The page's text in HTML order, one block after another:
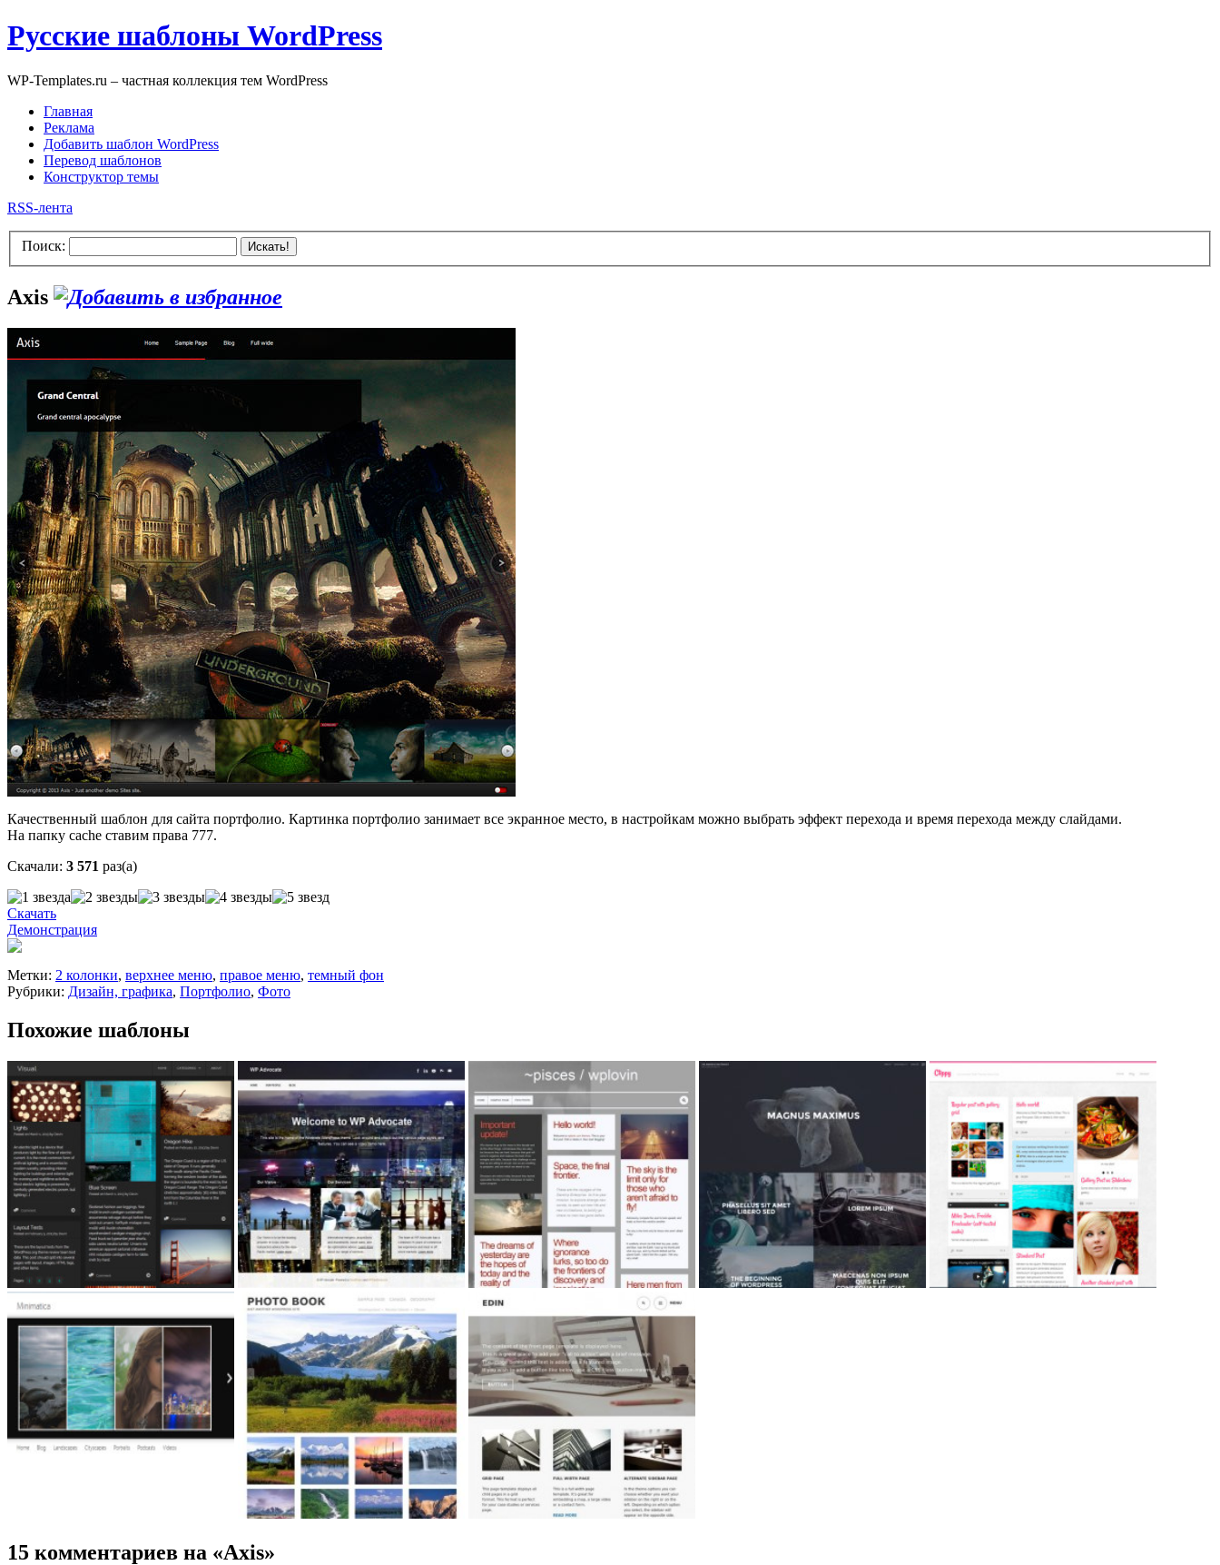
Русские шаблоны WordPress
WP-Templates.ru – частная коллекция тем WordPress
Главная
Реклама
Добавить шаблон WordPress
Перевод шаблонов
Конструктор темы
RSS-лента
Поиск: Искать!
Axis
Качественный шаблон для сайта портфолио. Картинка портфолио занимает все экранное место, в настройкам можно выбрать эффект перехода и время перехода между слайдами.
На папку cache ставим права 777.
Скачали: 3 571 раз(а)
Скачать
Демонстрация
Метки: 2 колонки, верхнее меню, правое меню, темный фон
Рубрики: Дизайн, графика, Портфолио, Фото
Похожие шаблоны
15 комментариев на «Axis»